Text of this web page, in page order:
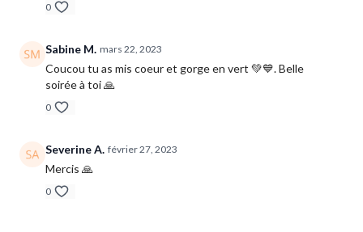
0
Sabine M. mars 22, 2023
Coucou tu as mis coeur et gorge en vert 💚💙. Belle
soirée à toi 🙏
0
Severine A. février 27, 2023
Mercis 🙏
0